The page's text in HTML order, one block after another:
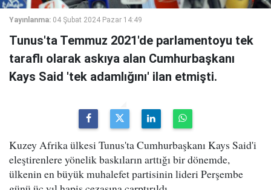
Yayınlanma: 04 Şubat 2024 Pazar 14:49
Tunus'ta Temmuz 2021'de parlamentoyu tek
taraflı olarak askıya alan Cumhurbaşkanı
Kays Said 'tek adamlığını' ilan etmişti.
Kuzey Afrika ülkesi Tunus'ta Cumhurbaşkanı Kays Said'i
eleştirenlere yönelik baskıların arttığı bir dönemde,
ülkenin en büyük muhalefet partisinin lideri Perşembe